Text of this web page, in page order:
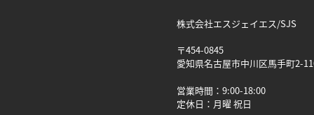
株式会社エスジェイエス/SJS
〒454-0845
愛知県名古屋市中川区馬手町2-
営業時間：9:00-18:00
定休日：月曜 祝日